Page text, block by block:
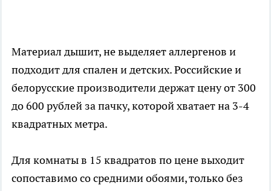
Материал дышит, не выделяет аллергенов и
подходит для спален и детских. Российские и
белорусские производители держат цену от 300
до 600 рублей за пачку, которой хватает на 3-4
квадратных метра.
Для комнаты в 15 квадратов по цене выходит
сопоставимо со средними обоями, только без